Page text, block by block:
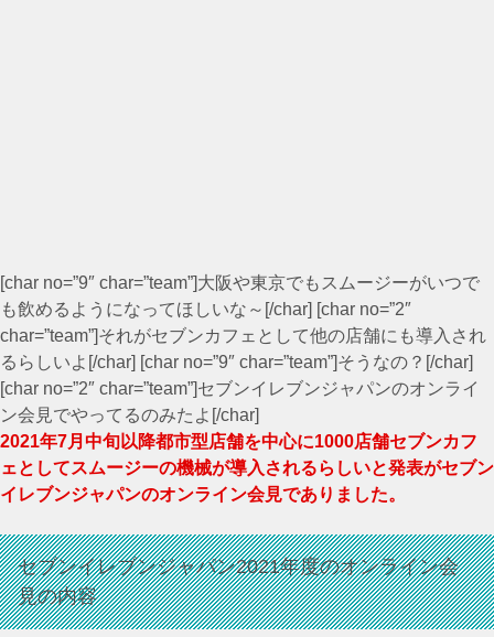
[char no=”9″ char=”team”]大阪や東京でもスムージーがいつで
も飲めるようになってほしいな～[/char] [char no=”2″
char=”team”]それがセブンカフェとして他の店舗にも導入され
るらしいよ[/char] [char no=”9″ char=”team”]そうなの？[/char]
[char no=”2″ char=”team”]セブンイレブンジャパンのオンライ
ン会見でやってるのみたよ[/char]
2021年7月中旬以降都市型店舗を中心に1000店舗セブンカフ
ェとしてスムージーの機械が導入されるらしいと発表がセブン
イレブンジャパンのオンライン会見でありました。
セブンイレブンジャパン2021年度のオンライン会
見の内容